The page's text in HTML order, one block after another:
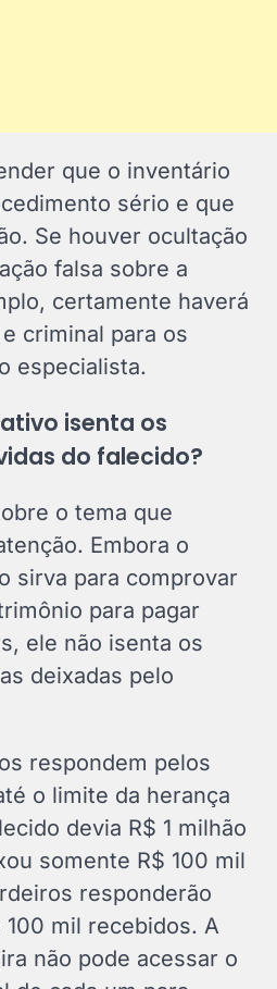
que o inventário
sério e que
Se houver ocultação
falsa sobre a
certamente haverá
criminal para os
especialista.
isenta os
do falecido?
o tema que
Embora o
sirva para comprovar
para pagar
ele não isenta os
deixadas pelo
respondem pelos
o limite da herança
devia R$ 1 milhão
somente R$ 100 mil
responderão
mil recebidos. A
não pode acessar o